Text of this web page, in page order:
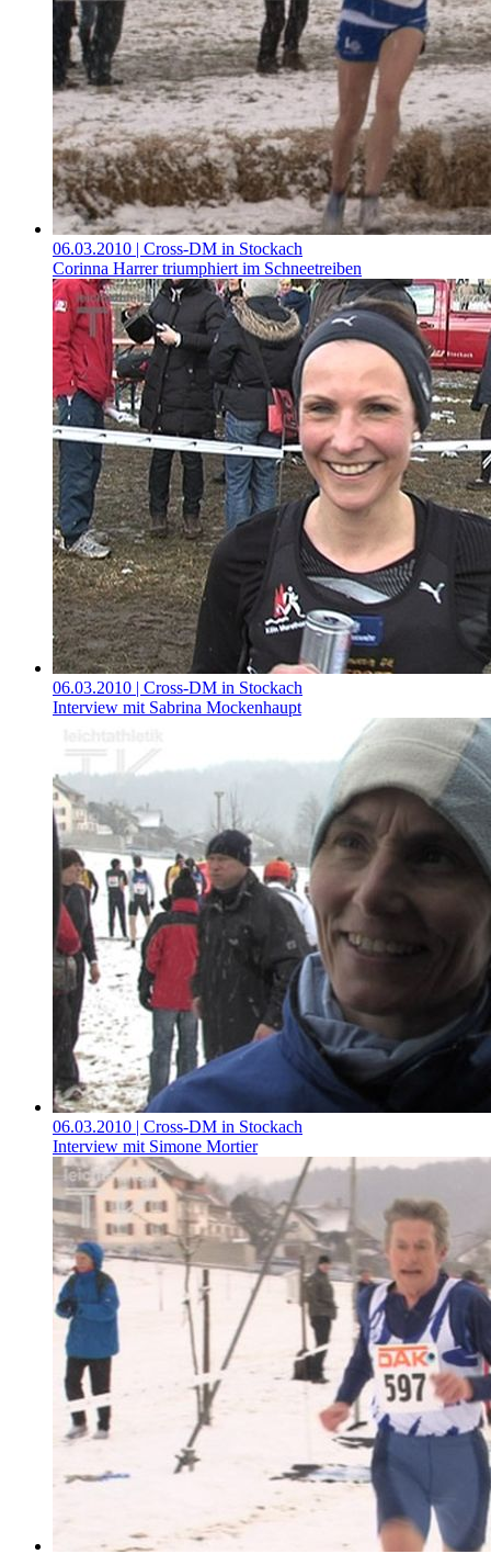
06.03.2010 | Cross-DM in Stockach
Corinna Harrer triumphiert im Schneetreiben
06.03.2010 | Cross-DM in Stockach
Interview mit Sabrina Mockenhaupt
06.03.2010 | Cross-DM in Stockach
Interview mit Simone Mortier